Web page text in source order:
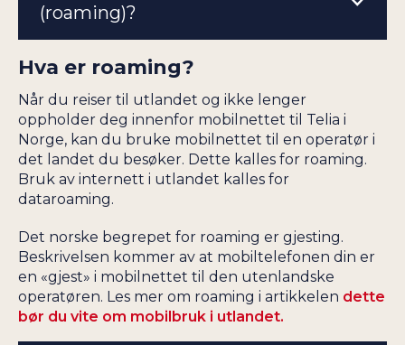
(roaming)?
Hva er roaming?
Når du reiser til utlandet og ikke lenger
oppholder deg innenfor mobilnettet til Telia i
Norge, kan du bruke mobilnettet til en operatør i
det landet du besøker. Dette kalles for roaming.
Bruk av internett i utlandet kalles for
dataroaming.
Det norske begrepet for roaming er gjesting.
Beskrivelsen kommer av at mobiltelefonen din er
en «gjest» i mobilnettet til den utenlandske
operatøren. Les mer om roaming i artikkelen dette
bør du vite om mobilbruk i utlandet.